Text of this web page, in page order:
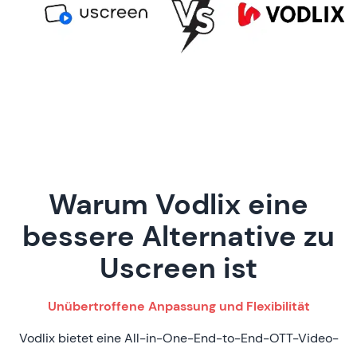
Warum Vodlix eine
bessere Alternative zu
Uscreen ist
Unübertroffene Anpassung und Flexibilität
Vodlix bietet eine All-in-One-End-to-End-OTT-Video-